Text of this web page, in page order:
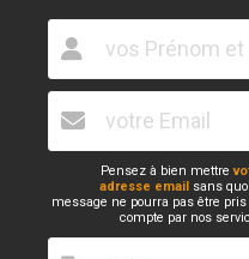
Pensez à bien mettre
adresse email sans
message ne pourra pas être
compte par nos